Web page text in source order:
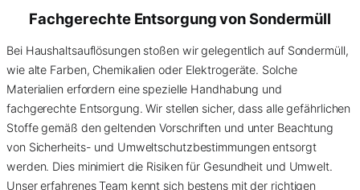
Fachgerechte Entsorgung vonSondermüll
Bei Haushaltsauflösungen stoßen wir gelegentlich auf Sondermüll,
wie alte Farben, Chemikalien oder Elektrogeräte. Solche
Materialien erfordern eine spezielle Handhabung und
fachgerechte Entsorgung. Wir stellen sicher, dass alle gefährlichen
Stoffe gemäß den geltenden Vorschriften und unter Beachtung
von Sicherheits- und Umweltschutzbestimmungen entsorgt
werden. Dies minimiert die Risiken für Gesundheit und Umwelt.
Unser erfahrenes Team kennt sich bestens mit der richtigen